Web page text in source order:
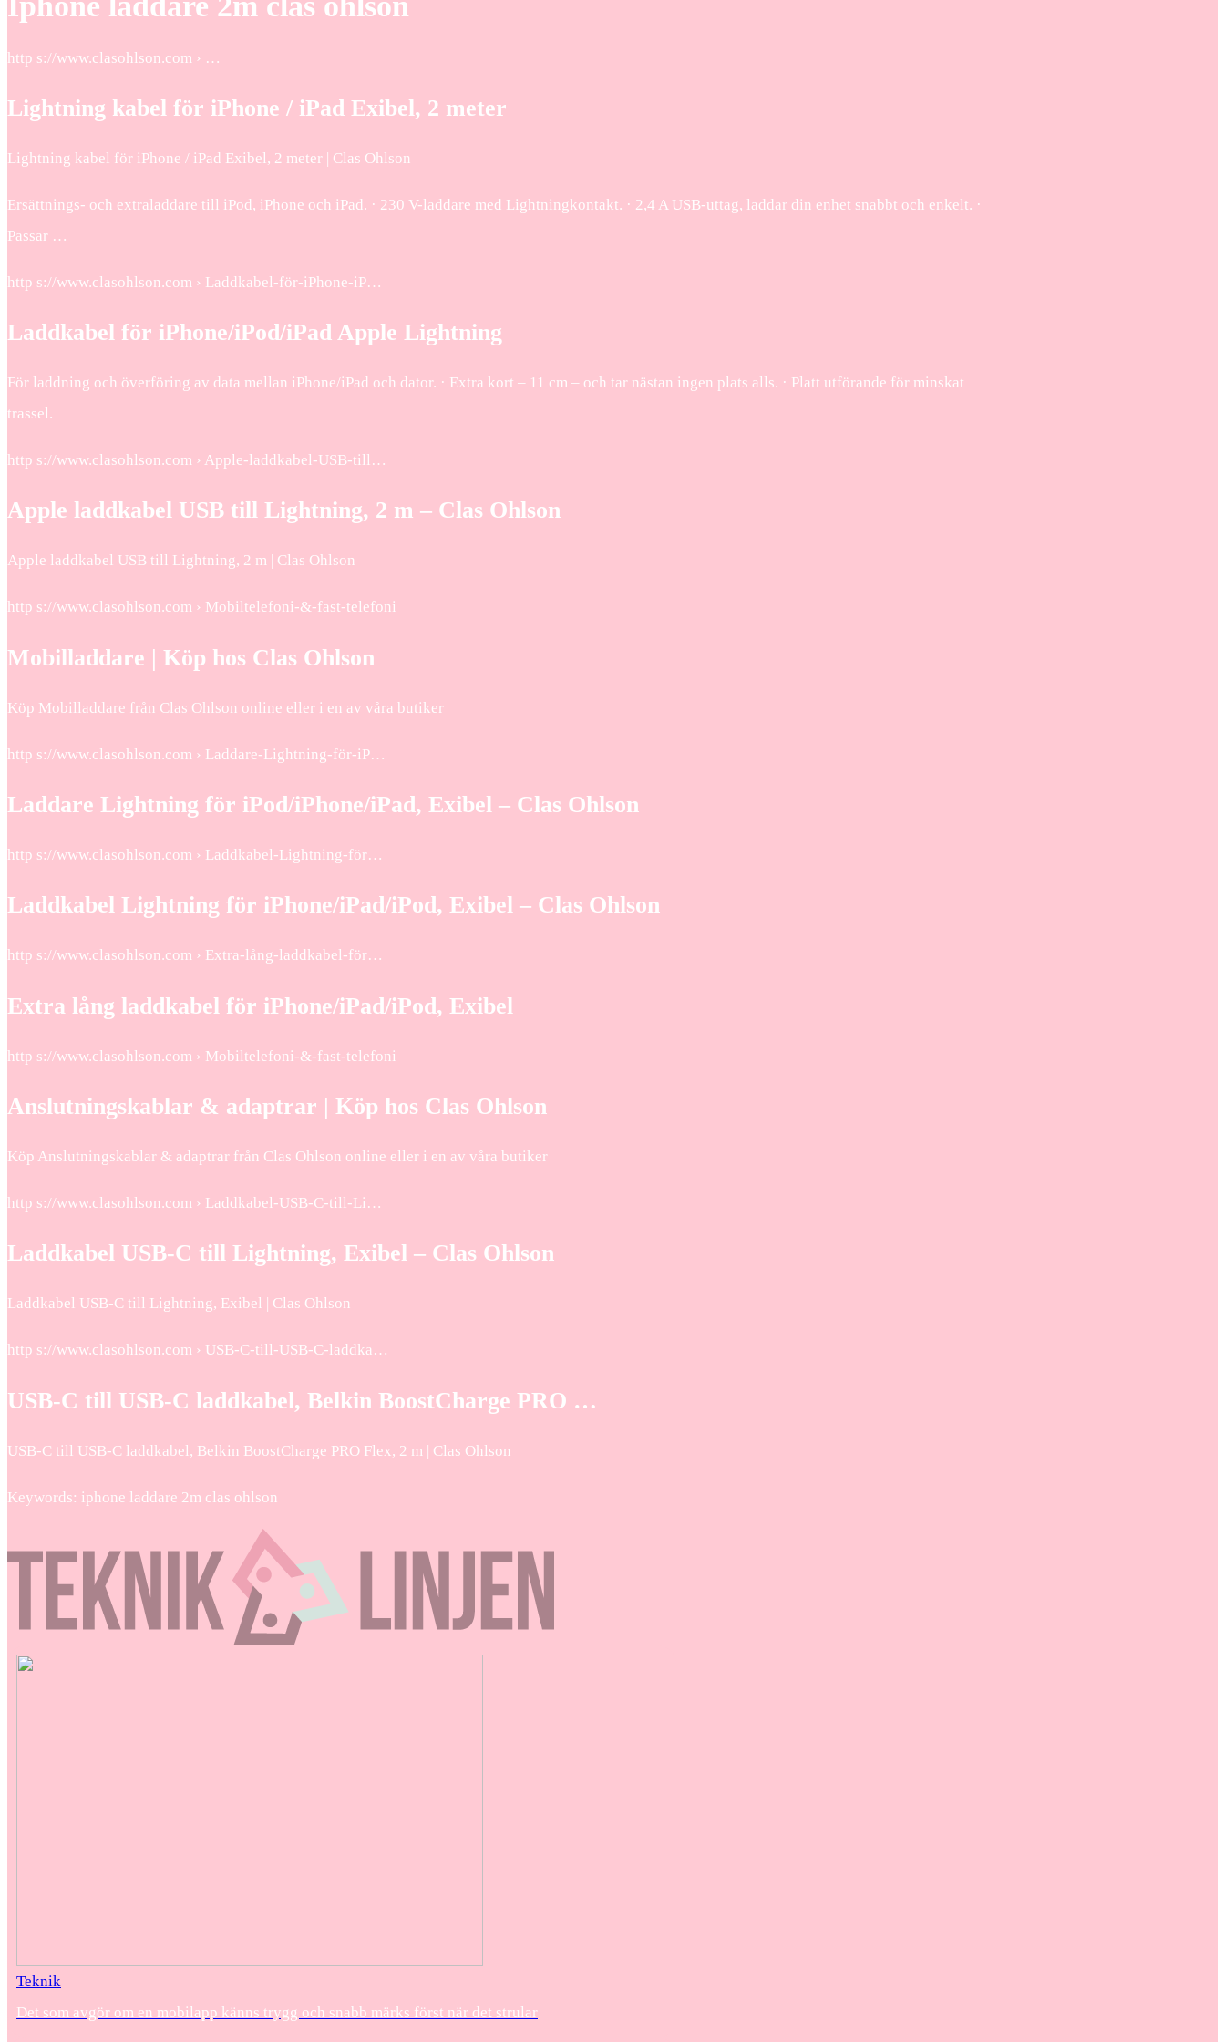
http s://www.clasohlson.com › …
Lightning kabel för iPhone / iPad Exibel, 2 meter
Lightning kabel för iPhone / iPad Exibel, 2 meter | Clas Ohlson
Ersättnings- och extraladdare till iPod, iPhone och iPad. · 230 V-laddare med Lightningkontakt. · 2,4 A USB-uttag, laddar din enhet snabbt och enkelt. ·
Passar …
http s://www.clasohlson.com › Laddkabel-för-iPhone-iP…
Laddkabel för iPhone/iPod/iPad Apple Lightning
För laddning och överföring av data mellan iPhone/iPad och dator. · Extra kort – 11 cm – och tar nästan ingen plats alls. · Platt utförande för minskat
trassel.
http s://www.clasohlson.com › Apple-laddkabel-USB-till…
Apple laddkabel USB till Lightning, 2 m – Clas Ohlson
Apple laddkabel USB till Lightning, 2 m | Clas Ohlson
http s://www.clasohlson.com › Mobiltelefoni-&-fast-telefoni
Mobilladdare | Köp hos Clas Ohlson
Köp Mobilladdare från Clas Ohlson online eller i en av våra butiker
http s://www.clasohlson.com › Laddare-Lightning-för-iP…
Laddare Lightning för iPod/iPhone/iPad, Exibel – Clas Ohlson
http s://www.clasohlson.com › Laddkabel-Lightning-för…
Laddkabel Lightning för iPhone/iPad/iPod, Exibel – Clas Ohlson
http s://www.clasohlson.com › Extra-lång-laddkabel-för…
Extra lång laddkabel för iPhone/iPad/iPod, Exibel
http s://www.clasohlson.com › Mobiltelefoni-&-fast-telefoni
Anslutningskablar & adaptrar | Köp hos Clas Ohlson
Köp Anslutningskablar & adaptrar från Clas Ohlson online eller i en av våra butiker
http s://www.clasohlson.com › Laddkabel-USB-C-till-Li…
Laddkabel USB-C till Lightning, Exibel – Clas Ohlson
Laddkabel USB-C till Lightning, Exibel | Clas Ohlson
http s://www.clasohlson.com › USB-C-till-USB-C-laddka…
USB-C till USB-C laddkabel, Belkin BoostCharge PRO …
USB-C till USB-C laddkabel, Belkin BoostCharge PRO Flex, 2 m | Clas Ohlson
Keywords: iphone laddare 2m clas ohlson
Teknik
Det som avgör om en mobilapp känns trygg och snabb märks först när det strular